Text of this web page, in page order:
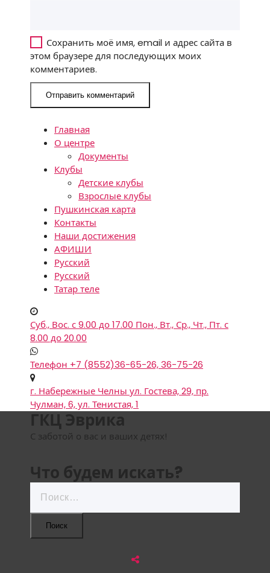
Сохранить моё имя, email и адрес сайта в
этом браузере для последующих моих
комментариев.
Главная
О центре
Документы
Клубы
Детские клубы
Взрослые клубы
Пушкинская карта
Контакты
Наши достижения
АФИШИ
Русский
Русский
Татар теле
Суб., Вос. с 9.00 до 17.00 Пон., Вт., Ср., Чт., Пт. с
8.00 до 20.00
Телефон +7 (8552)36-65-26, 36-75-26
г. Набережные Челны ул. Гостева, 29, пр.
Чулман, 6, ул. Тенистая, 1
ГКЦ Эврика
С заботой о вас и ваших детях!
Что будем искать?